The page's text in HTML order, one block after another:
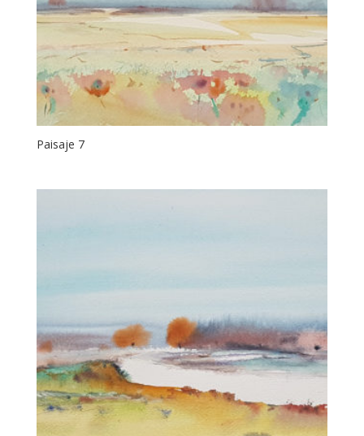
Paisaje 7